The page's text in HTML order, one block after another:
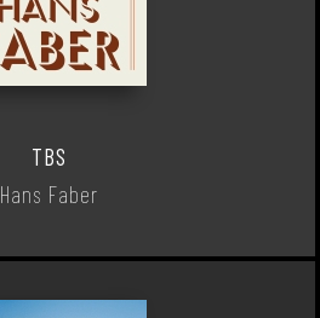
TBS
Hans Faber